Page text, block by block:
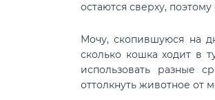
остаются сверху,
Мочу, скопившуюся на
сколько кошка ходит в
использовать разные
оттолкнуть животное от